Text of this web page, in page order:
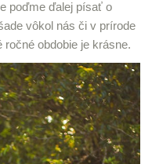
poďme ďalej písať o
vôkol nás či v prírode
obdobie je krásne.